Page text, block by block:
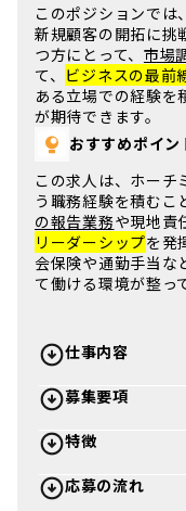
このポジションでは、
新規顧客の開拓に挑
つ方にとって、 市場
て、 ビジネスの最前
ある立場での経験を
が期待できます。
おすすめポイン
この求人は、 ホーチ
う職務経験を積むこ
の報告業務や現地責
リーダーシップを発
会保険や通勤手当な
て働ける環境が整っ
仕事内容
募集要項
特徴
応募の流れ